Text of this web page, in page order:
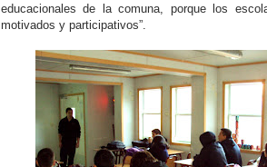
educacionales de la comuna, porque los
motivados y participativos”.